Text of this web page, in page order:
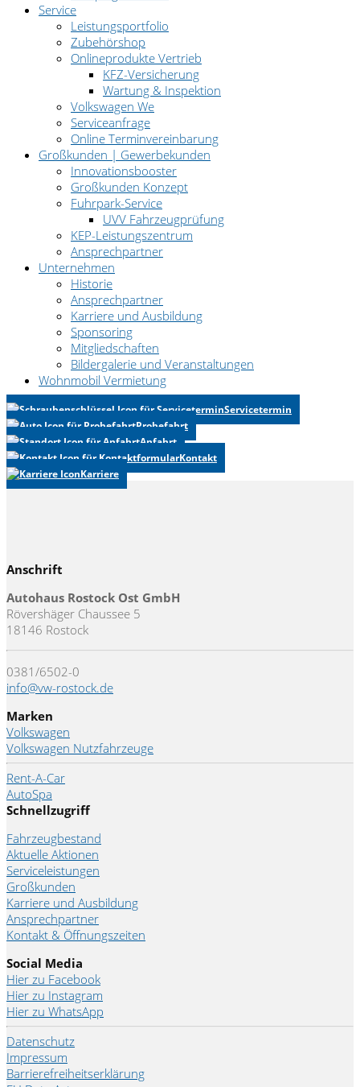
Service
Leistungsportfolio
Zubehörshop
Onlineprodukte Vertrieb
KFZ-Versicherung
Wartung & Inspektion
Volkswagen We
Serviceanfrage
Online Terminvereinbarung
Großkunden | Gewerbekunden
Innovationsbooster
Großkunden Konzept
Fuhrpark-Service
UVV Fahrzeugprüfung
KEP-Leistungszentrum
Ansprechpartner
Unternehmen
Historie
Ansprechpartner
Karriere und Ausbildung
Sponsoring
Mitgliedschaften
Bildergalerie und Veranstaltungen
Wohnmobil Vermietung
Servicetermin
Probefahrt
Anfahrt
Kontakt
Karriere
Anschrift
Autohaus Rostock Ost GmbH
Rövershäger Chaussee 5
18146 Rostock
0381/6502-0
info@vw-rostock.de
Marken
Volkswagen
Volkswagen Nutzfahrzeuge
Rent-A-Car
AutoSpa
Schnellzugriff
Fahrzeugbestand
Aktuelle Aktionen
Serviceleistungen
Großkunden
Karriere und Ausbildung
Ansprechpartner
Kontakt & Öffnungszeiten
Social Media
Hier zu Facebook
Hier zu Instagram
Hier zu WhatsApp
Datenschutz
Impressum
Barrierefreiheitserklärung